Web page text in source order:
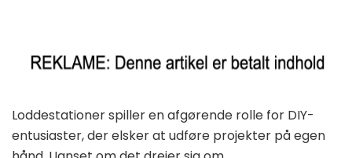
Loddestationer spiller en afgørende rolle for DIY-
entusiaster, der elsker at udføre projekter på egen